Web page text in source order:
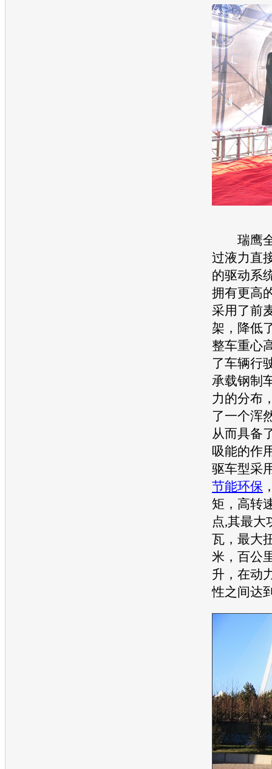
瑞鹰
过液力直
的驱动系
拥有更高
采用了前
架，降低
整车重心
了车辆行
承载钢制
力的分布
了一个浑
从而具备
吸能的作
驱车型采
节能环保
矩，高转
点,其最大
瓦，最大
米，百公
升，在动
性之间达